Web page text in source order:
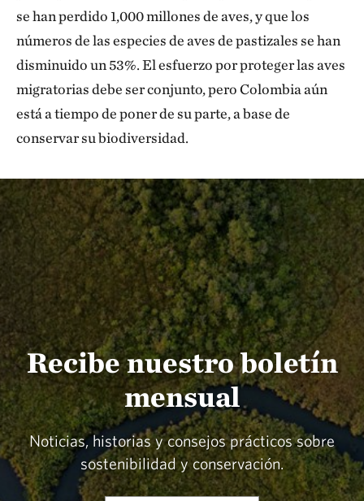
se han perdido 1,000 millones de aves, y que los
números de las especies de aves de pastizales se han
disminuido un 53%. El esfuerzo por proteger las aves
migratorias debe ser conjunto, pero Colombia aún
está a tiempo de poner de su parte, a base de
conservar su biodiversidad.
Recibe nuestro boletín
mensual
Noticias, historias y consejos prácticos sobre
sostenibilidad y conservación.